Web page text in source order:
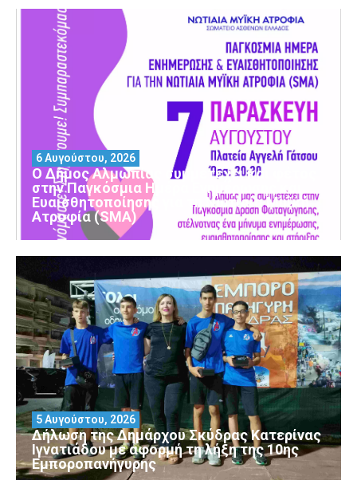
Ο Δήμος Αλμωπίας συμμετέχει και φέτος
στην Παγκόσμια Ημέρα Ενημέρωσης και
Ευαισθητοποίησης για τη Νωτιαία Μυϊκή
Ατροφία (SMA)
6 Αυγούστου, 2026
Δήλωση της Δημάρχου Σκύδρας Κατερίνας
Ιγνατιάδου με αφορμή τη λήξη της 10ης
Εμποροπανήγυρης
5 Αυγούστου, 2026